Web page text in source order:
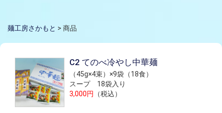
麺工房さかもと > 商品
C2 てのべ冷やし中華麺
（45g×4束）×9袋（18食）
スープ 18袋入り
3,000円
（税込）